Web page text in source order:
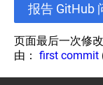
报告 GitHub
页面最后一次修
由： first commit